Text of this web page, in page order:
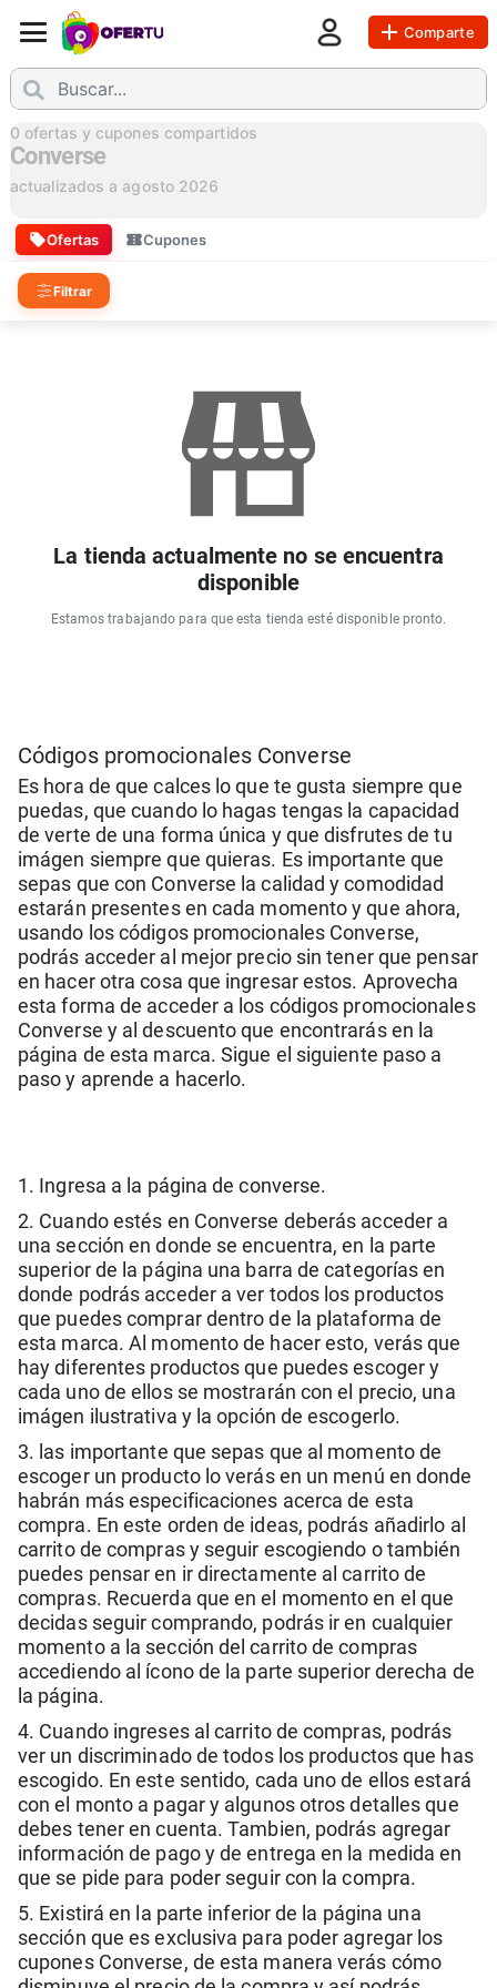
Comparte
0 ofertas y cupones compartidos
Converse
actualizados a agosto 2026
Ofertas Cupones
Filtrar
La tienda actualmente no se encuentra
disponible
Estamos trabajando para que esta tienda esté disponible pronto.
Códigos promocionales Converse
Es hora de que calces lo que te gusta siempre que
puedas, que cuando lo hagas tengas la capacidad
de verte de una forma única y que disfrutes de tu
imágen siempre que quieras. Es importante que
sepas que con Converse la calidad y comodidad
estarán presentes en cada momento y que ahora,
usando los códigos promocionales Converse,
podrás acceder al mejor precio sin tener que pensar
en hacer otra cosa que ingresar estos. Aprovecha
esta forma de acceder a los códigos promocionales
Converse y al descuento que encontrarás en la
página de esta marca. Sigue el siguiente paso a
paso y aprende a hacerlo.
1. Ingresa a la página de converse.
2. Cuando estés en Converse deberás acceder a
una sección en donde se encuentra, en la parte
superior de la página una barra de categorías en
donde podrás acceder a ver todos los productos
que puedes comprar dentro de la plataforma de
esta marca. Al momento de hacer esto, verás que
hay diferentes productos que puedes escoger y
cada uno de ellos se mostrarán con el precio, una
imágen ilustrativa y la opción de escogerlo.
3. las importante que sepas que al momento de
escoger un producto lo verás en un menú en donde
habrán más especificaciones acerca de esta
compra. En este orden de ideas, podrás añadirlo al
carrito de compras y seguir escogiendo o también
puedes pensar en ir directamente al carrito de
compras. Recuerda que en el momento en el que
decidas seguir comprando, podrás ir en cualquier
momento a la sección del carrito de compras
accediendo al ícono de la parte superior derecha de
la página.
4. Cuando ingreses al carrito de compras, podrás
ver un discriminado de todos los productos que has
escogido. En este sentido, cada uno de ellos estará
con el monto a pagar y algunos otros detalles que
debes tener en cuenta. Tambien, podrás agregar
información de pago y de entrega en la medida en
que se pide para poder seguir con la compra.
5. Existirá en la parte inferior de la página una
sección que es exclusiva para poder agregar los
cupones Converse, de esta manera verás cómo